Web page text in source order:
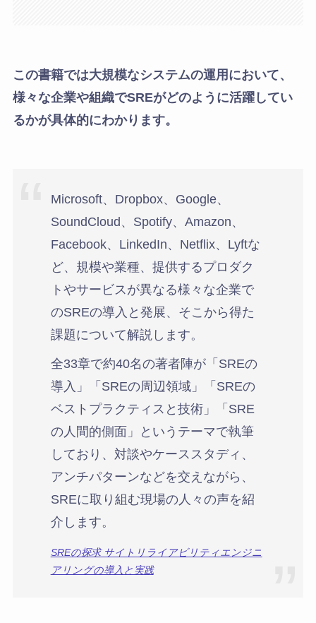
この書籍では大規模なシステムの運用において、
様々な企業や組織でSREがどのように活躍してい
るかが具体的にわかります。
Microsoft、Dropbox、Google、
SoundCloud、Spotify、Amazon、
Facebook、LinkedIn、Netflix、Lyftな
ど、規模や業種、提供するプロダク
トやサービスが異なる様々な企業で
のSREの導入と発展、そこから得た
課題について解説します。
全33章で約40名の著者陣が「SREの
導入」「SREの周辺領域」「SREの
ベストプラクティスと技術」「SRE
の人間的側面」というテーマで執筆
しており、対談やケーススタディ、
アンチパターンなどを交えながら、
SREに取り組む現場の人々の声を紹
介します。
SREの探求 サイトリライアビリティエンジニ
アリングの導入と実践